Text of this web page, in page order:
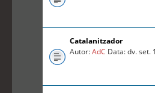
Catalanitzador
Autor:AdC Data: dv. set.